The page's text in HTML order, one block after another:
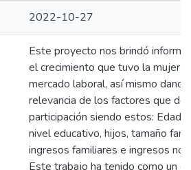
2022-10-27
Este proyecto nos brindó
el crecimiento que tuvo la mujer
mercado laboral, así mismo
relevancia de los factores que
participación siendo estos: Edad,
nivel educativo, hijos, tamaño
ingresos familiares e ingresos no
Este trabajo ha tenido como un